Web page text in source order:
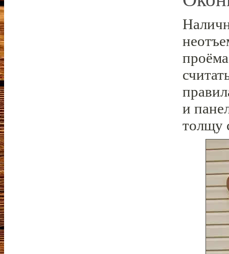
и
толщу